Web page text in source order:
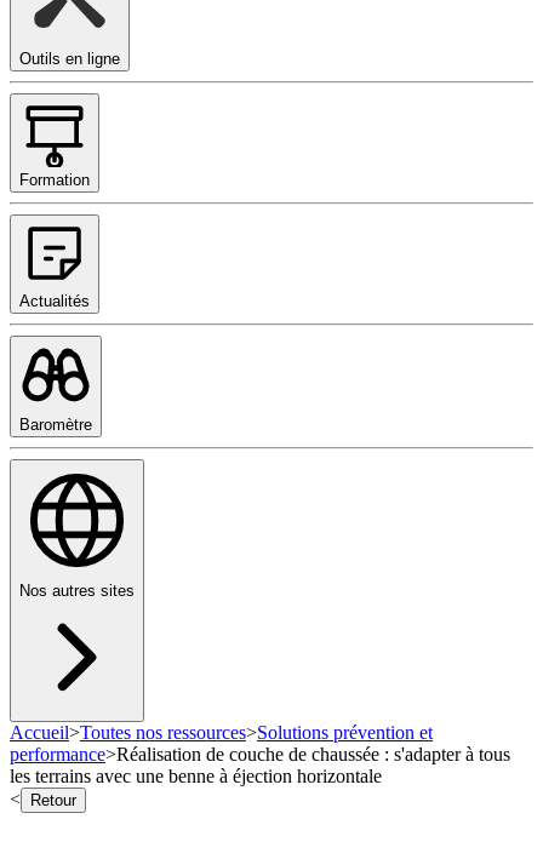
Outils en ligne
Formation
Actualités
Baromètre
Nos autres sites
Accueil>Toutes nos ressources>Solutions prévention et
performance>Réalisation de couche de chaussée : s'adapter à tous
les terrains avec une benne à éjection horizontale
<
Retour